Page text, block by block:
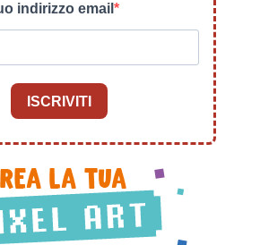
indirizzo email
ISCRIVITI